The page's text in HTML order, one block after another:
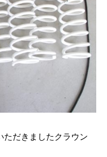
ただきましたクラウン